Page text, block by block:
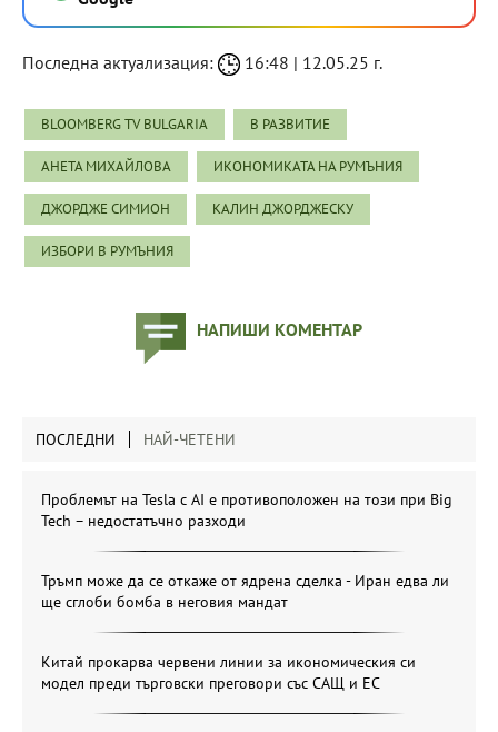
Последна актуализация: 16:48 | 12.05.25 г.
BLOOMBERG TV BULGARIA В РАЗВИТИЕ
АНЕТА МИХАЙЛОВА ИКОНОМИКАТА НА РУМЪНИЯ
ДЖОРДЖЕ СИМИОН КАЛИН ДЖОРДЖЕСКУ
ИЗБОРИ В РУМЪНИЯ
НАПИШИ КОМЕНТАР
ПОСЛЕДНИ НАЙ-ЧЕТЕНИ
Проблемът на Tesla с AI е противоположен на този при Big
Tech – недостатъчно разходи
Тръмп може да се откаже от ядрена сделка - Иран едва ли
ще сглоби бомба в неговия мандат
Китай прокарва червени линии за икономическия си
модел преди търговски преговори със САЩ и ЕС